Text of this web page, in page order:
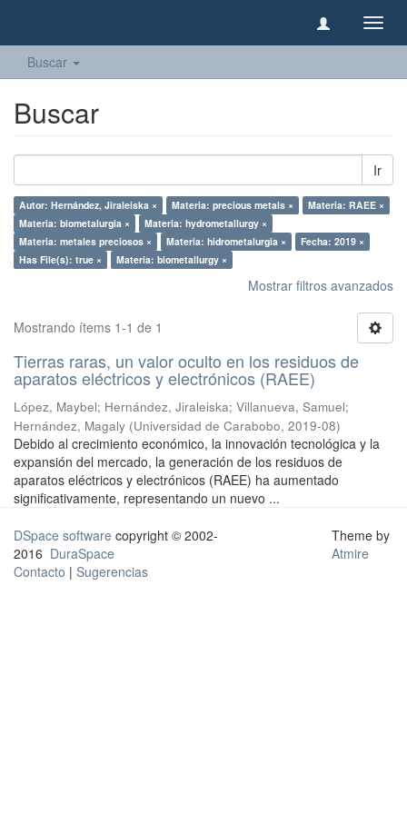
Buscar
Buscar
Ir
Autor: Hernández, Jiraleiska × Materia: precious metals ×
Materia: RAEE ×
Materia: biometalurgia ×
Materia: hydrometallurgy ×
Materia: metales preciosos ×
Materia: hidrometalurgia ×
Fecha: 2019 ×
Has File(s): true ×
Materia: biometallurgy ×
Mostrar filtros avanzados
Mostrando ítems 1-1 de 1
Tierras raras, un valor oculto en los residuos de
aparatos eléctricos y electrónicos (RAEE)
López, Maybel; Hernández, Jiraleiska; Villanueva, Samuel;
Hernández, Magaly (Universidad de Carabobo, 2019-08)
Debido al crecimiento económico, la innovación tecnológica y la
expansión del mercado, la generación de los residuos de
aparatos eléctricos y electrónicos (RAEE) ha aumentado
significativamente, representando un nuevo ...
DSpace software copyright © 2002-
2016 DuraSpace
Contacto | Sugerencias
Theme by
Atmire